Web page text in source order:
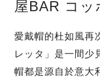
屋BAR コッ
愛戴帽的杜如風再
レッタ」是一間少
帽都是源自於意大